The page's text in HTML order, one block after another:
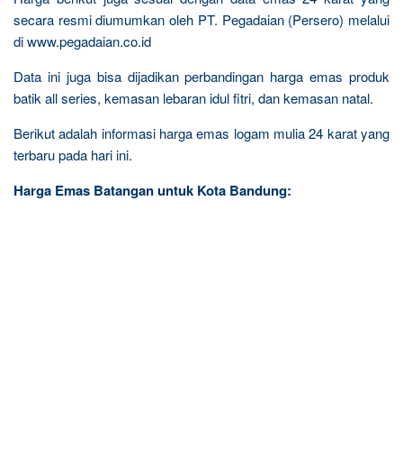
secara resmi diumumkan oleh PT. Pegadaian (Persero) melalui
di www.pegadaian.co.id
Data ini juga bisa dijadikan perbandingan harga emas produk
batik all series, kemasan lebaran idul fitri, dan kemasan natal.
Berikut adalah informasi harga emas logam mulia 24 karat yang
terbaru pada hari ini.
Harga Emas Batangan untuk Kota Bandung: